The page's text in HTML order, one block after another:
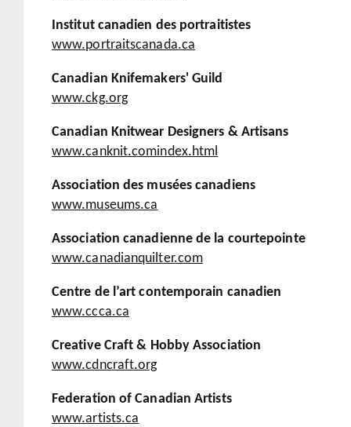
Institut canadien des portraitistes
www.portraitscanada.ca
Canadian Knifemakers' Guild
www.ckg.org
Canadian Knitwear Designers & Artisans
www.canknit.comindex.html
Association des musées canadiens
www.museums.ca
Association canadienne de la courtepointe
www.canadianquilter.com
Centre de l’art contemporain canadien
www.ccca.ca
Creative Craft & Hobby Association
www.cdncraft.org
Federation of Canadian Artists
www.artists.ca